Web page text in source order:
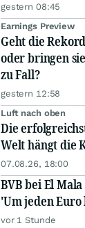
gestern 08:45
Earnings Preview
Geht die
oder bringen
zu Fall?
gestern 12:58
Luft nach oben
Die
Welt hängt die
07.08.26, 18:00
BVB bei El
'Um jeden
vor 1 Stunde